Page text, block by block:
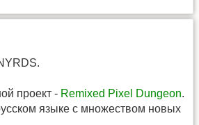
проект - Remixed Pixel Dungeon.
языке с множеством новых